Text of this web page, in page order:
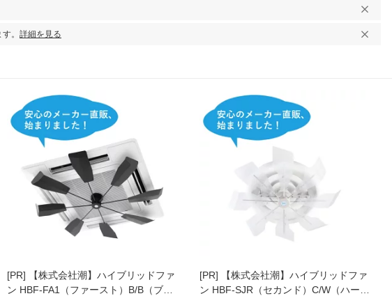
。 詳細を見る
[PR]
【株式会社潮】ハイブリッドファ
ン HBF-FA1（ファースト）B/B（ブラ
[PR]
【株式会社潮】ハイブリッドファ
ン HBF-SJR（セカンド）C/W（ハーフ